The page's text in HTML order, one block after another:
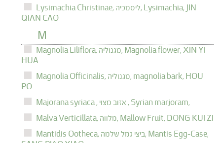
Lysimachia Christinae,
ליסמכיה, Lysimachia, JIN
QIAN CAO
M
Magnolia Liliflora, מגנוליה, Magnolia flower, XIN YI
HUA
Magnolia Officinalis,
מגנוליה, magnolia bark, HOU
PO
Majorana syriaca ,
אזוב מצוי , Syrian marjoram,
Malva Verticillata,
מלווה, Mallow Fruit, DONG KUI ZI
Mantidis Ootheca,
ביצי גמל שלמה, Mantis Egg-Case,